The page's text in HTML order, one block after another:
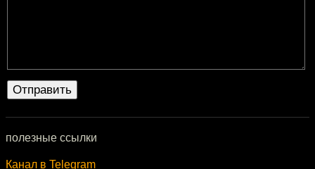
полезные ссылки
Канал в Telegram